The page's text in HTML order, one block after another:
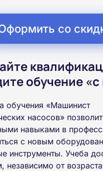
со
обучение «с
обучения «Машинист
насосов»
навыками в
с новым
инструменты. Учеба
от